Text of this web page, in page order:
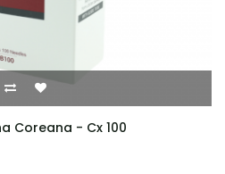
Coreana - Cx 100